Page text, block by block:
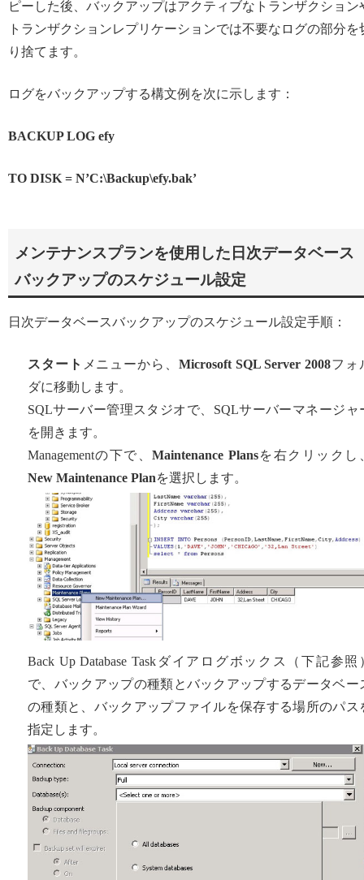
ピーした後、バックアップはアクティブなトランザクション
トランザクションレプリケーションでは不要なログの部分を
り捨てます。
ログをバックアップする構文例を次に示します：
BACKUP LOG efy
TO DISK = N’C:\Backup\efy.bak’
メンテナンスプランを使用した日次データベース
バックアップのスケジュール設定
日次データベースバックアップのスケジュール設定手順：
スタート メニューから、 Microsoft SQL Server 2008フォ
ダに移動します。
SQLサーバー管理スタジオで、SQLサーバーマネージャ
を開きます。
Managementの下で、Maintenance Plansを右クリックし
New Maintenance Planを選択します。
Back Up Database Taskダイアログボックス（下記参照
で、バックアップの種類とバックアップするデータベー
の種類と、バックアップファイルを保存する場所のパス
指定します。